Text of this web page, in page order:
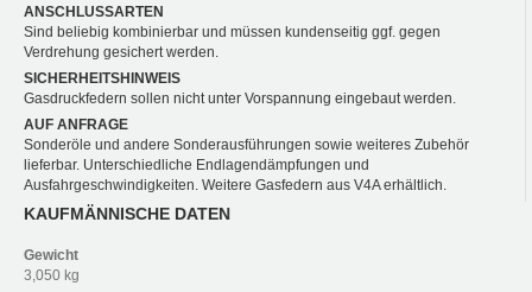
ANSCHLUSSARTEN
Sind beliebig kombinierbar und müssen kundenseitig ggf. gegen
Verdrehung gesichert werden.
SICHERHEITSHINWEIS
Gasdruckfedern sollen nicht unter Vorspannung eingebaut werden.
AUF ANFRAGE
Sonderöle und andere Sonderausführungen sowie weiteres Zubehör
lieferbar. Unterschiedliche Endlagendämpfungen und
Ausfahrgeschwindigkeiten. Weitere Gasfedern aus V4A erhältlich.
KAUFMÄNNISCHE DATEN
Gewicht
3,050 kg